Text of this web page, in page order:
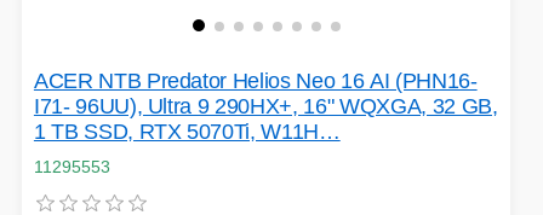
ACER NTB Predator Helios Neo 16 AI (PHN16-
I71- 96UU), Ultra 9 290HX+, 16" WQXGA, 32 GB,
1 TB SSD, RTX 5070Ti, W11H…
11295553